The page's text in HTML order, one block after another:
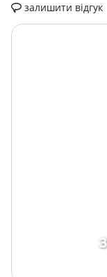
залишити відгук